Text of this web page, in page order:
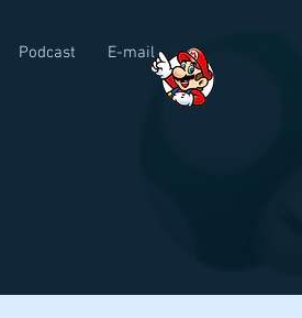
Podcast E-mail